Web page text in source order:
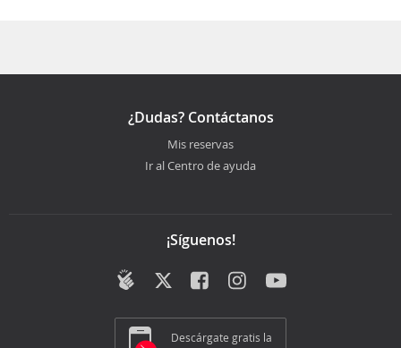
¿Dudas? Contáctanos
Mis reservas
Ir al Centro de ayuda
¡Síguenos!
Descárgate gratis la